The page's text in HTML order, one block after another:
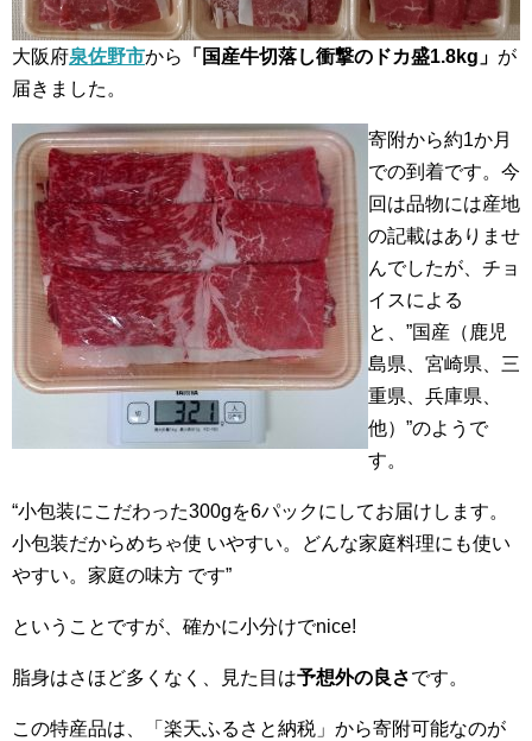
大阪府泉佐野市から 「国産牛切落し衝撃のドカ盛1.8kg」 が
届きました。
寄附から約1か月
での到着です。今
回は品物には産地
の記載はありませ
んでしたが、チョ
イスによる
と、”国産（鹿児
島県、宮崎県、三
重県、兵庫県、
他）”のようで
す。
“小包装にこだわった300gを6パックにしてお届けします。
小包装だからめちゃ使 いやすい。どんな家庭料理にも使い
やすい。家庭の味方 です”
ということですが、確かに小分けでnice!
脂身はさほど多くなく、見た目は予想外の良さです。
この特産品は、「楽天ふるさと納税」から寄附可能なのが